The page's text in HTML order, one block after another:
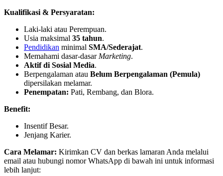
Kualifikasi & Persyaratan:
Laki-laki atau Perempuan.
Usia maksimal 35 tahun.
Pendidikan minimal SMA/Sederajat.
Memahami dasar-dasar Marketing.
Aktif di Sosial Media.
Berpengalaman atau Belum Berpengalaman (Pemula)
dipersilakan melamar.
Penempatan: Pati, Rembang, dan Blora.
Benefit:
Insentif Besar.
Jenjang Karier.
Cara Melamar: Kirimkan CV dan berkas lamaran Anda melalui
email atau hubungi nomor WhatsApp di bawah ini untuk informasi
lebih lanjut: